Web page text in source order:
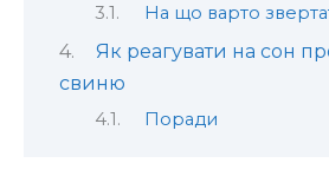
На що варто
Як реагувати на сон
свиню
Поради